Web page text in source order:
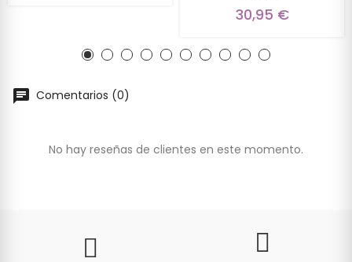
30,95 €
Comentarios (0)
No hay reseñas de clientes en este momento.